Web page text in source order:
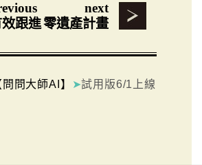
跟進
next
零遺產計畫
問問大師AI】 ➤試用版6/1上線